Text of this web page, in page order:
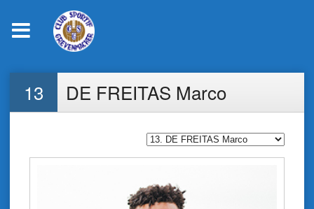
13 DE FREITAS Marco